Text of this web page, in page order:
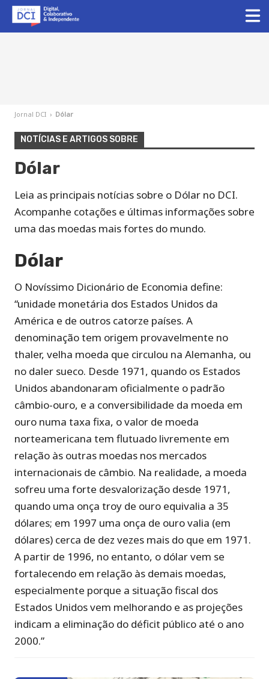
Jornal DCI › Dólar
NOTÍCIAS E ARTIGOS SOBRE
Dólar
Leia as principais notícias sobre o Dólar no DCI.
Acompanhe cotações e últimas informações sobre
uma das moedas mais fortes do mundo.
Dólar
O Novíssimo Dicionário de Economia define:
“unidade monetária dos Estados Unidos da
América e de outros catorze países. A
denominação tem origem provavelmente no
thaler, velha moeda que circulou na Alemanha, ou
no daler sueco. Desde 1971, quando os Estados
Unidos abandonaram oficialmente o padrão
câmbio-ouro, e a conversibilidade da moeda em
ouro numa taxa fixa, o valor de moeda
norteamericana tem flutuado livremente em
relação às outras moedas nos mercados
internacionais de câmbio. Na realidade, a moeda
sofreu uma forte desvalorização desde 1971,
quando uma onça troy de ouro equivalia a 35
dólares; em 1997 uma onça de ouro valia (em
dólares) cerca de dez vezes mais do que em 1971.
A partir de 1996, no entanto, o dólar vem se
fortalecendo em relação às demais moedas,
especialmente porque a situação fiscal dos
Estados Unidos vem melhorando e as projeções
indicam a eliminação do déficit público até o ano
2000.”